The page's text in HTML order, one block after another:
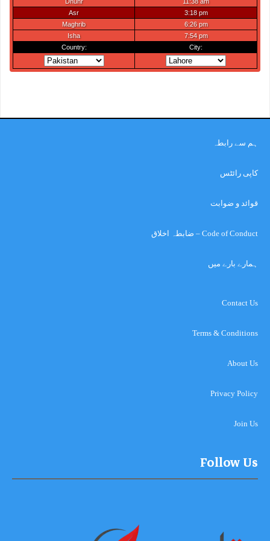
ہم سے رابطہ
کاپی رائٹس
قوائد و ضوابت
Code of Conduct – ضابطہ اخلاق
ہمارے بارے میں
Contact Us
Terms & Conditions
About Us
Privacy Policy
Join Us
Follow Us